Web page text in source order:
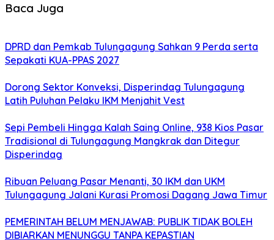
Baca Juga
DPRD dan Pemkab Tulungagung Sahkan 9 Perda serta
Sepakati KUA-PPAS 2027
Dorong Sektor Konveksi, Disperindag Tulungagung
Latih Puluhan Pelaku IKM Menjahit Vest
Sepi Pembeli Hingga Kalah Saing Online, 938 Kios Pasar
Tradisional di Tulungagung Mangkrak dan Ditegur
Disperindag
Ribuan Peluang Pasar Menanti, 30 IKM dan UKM
Tulungagung Jalani Kurasi Promosi Dagang Jawa Timur
PEMERINTAH BELUM MENJAWAB: PUBLIK TIDAK BOLEH
DIBIARKAN MENUNGGU TANPA KEPASTIAN